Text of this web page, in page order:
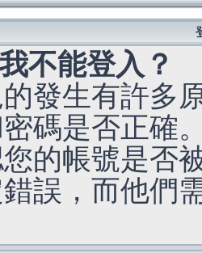
不能登入？
發生有許多
密碼是否正確
的帳號是否
誤，而他們